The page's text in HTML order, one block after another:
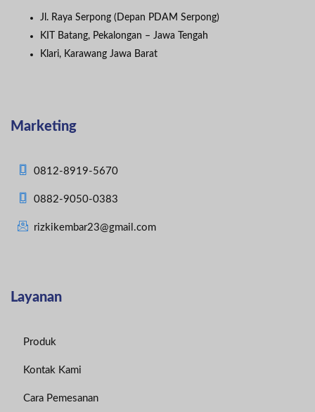
Jl. Raya Serpong (Depan PDAM Serpong)
KIT Batang, Pekalongan – Jawa Tengah
Klari, Karawang Jawa Barat
Marketing
0812-8919-5670
0882-9050-0383
rizkikembar23@gmail.com
Layanan
Produk
Kontak Kami
Cara Pemesanan